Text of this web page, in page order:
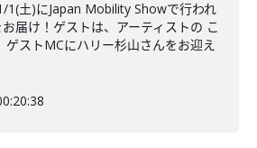
1(土)にJapan Mobility Showで行われ
届け！ゲストは、アーティストの こ
ゲストMCにハリー杉山さんをお迎え